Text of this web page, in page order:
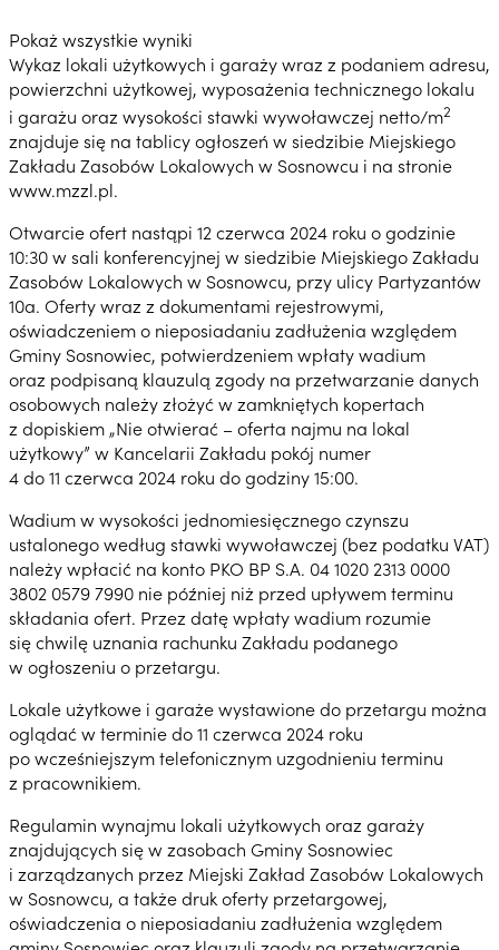
Pokaż wszystkie wyniki
Wykaz lokali użytkowych i garaży wraz z podaniem adresu,
powierzchni użytkowej, wyposażenia technicznego lokalu
i garażu oraz wysokości stawki wywoławczej netto/m2
znajduje się na tablicy ogłoszeń w siedzibie Miejskiego
Zakładu Zasobów Lokalowych w Sosnowcu i na stronie
www.mzzl.pl.
Otwarcie ofert nastąpi 12 czerwca 2024 roku o godzinie
10:30 w sali konferencyjnej w siedzibie Miejskiego Zakładu
Zasobów Lokalowych w Sosnowcu, przy ulicy Partyzantów
10a. Oferty wraz z dokumentami rejestrowymi,
oświadczeniem o nieposiadaniu zadłużenia względem
Gminy Sosnowiec, potwierdzeniem wpłaty wadium
oraz podpisaną klauzulą zgody na przetwarzanie danych
osobowych należy złożyć w zamkniętych kopertach
z dopiskiem „Nie otwierać – oferta najmu na lokal
użytkowy” w Kancelarii Zakładu pokój numer
4 do 11 czerwca 2024 roku do godziny 15:00.
Wadium w wysokości jednomiesięcznego czynszu
ustalonego według stawki wywoławczej (bez podatku VAT)
należy wpłacić na konto PKO BP S.A. 04 1020 2313 0000
3802 0579 7990 nie później niż przed upływem terminu
składania ofert. Przez datę wpłaty wadium rozumie
się chwilę uznania rachunku Zakładu podanego
w ogłoszeniu o przetargu.
Lokale użytkowe i garaże wystawione do przetargu można
oglądać w terminie do 11 czerwca 2024 roku
po wcześniejszym telefonicznym uzgodnieniu terminu
z pracownikiem.
Regulamin wynajmu lokali użytkowych oraz garaży
znajdujących się w zasobach Gminy Sosnowiec
i zarządzanych przez Miejski Zakład Zasobów Lokalowych
w Sosnowcu, a także druk oferty przetargowej,
oświadczenia o nieposiadaniu zadłużenia względem